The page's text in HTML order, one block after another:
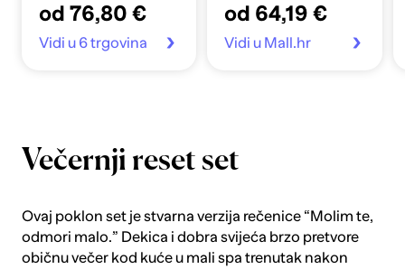
od 76,80 €
Vidi u 6 trgovina
od 64,19 €
Vidi u Mall.hr
Večernji reset set
Ovaj poklon set je stvarna verzija rečenice “Molim te,
odmori malo.” Dekica i dobra svijeća brzo pretvore
običnu večer kod kuće u mali spa trenutak nakon